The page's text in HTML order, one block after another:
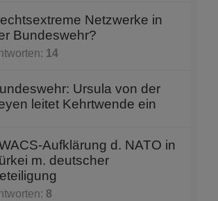
Netzwerke in
Bundeswehr?
14
Ursula von der
leitet Kehrtwende ein
Aufklärung d. NATO in
m. deutscher
8